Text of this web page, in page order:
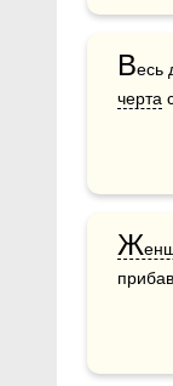
В
черта
Ж